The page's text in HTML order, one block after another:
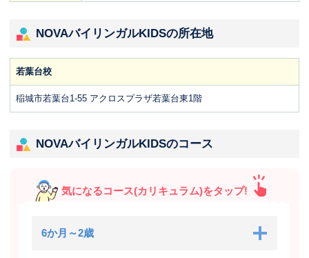
NOVAバイリンガルKIDSの所在地
若葉台校
稲城市若葉台1-55 アクロスプラザ若葉台東1階
NOVAバイリンガルKIDSのコース
気になるコース(カリキュラム)をタップ!
6か月～2歳